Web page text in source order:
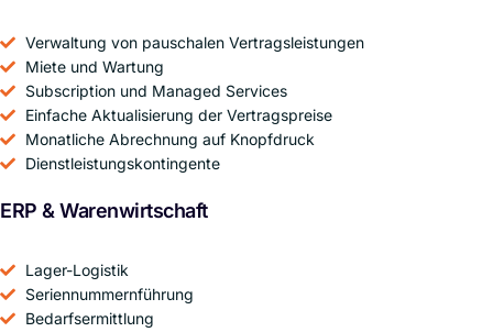
Verwaltung von pauschalen Vertragsleistungen
Miete und Wartung
Subscription und Managed Services
Einfache Aktualisierung der Vertragspreise
Monatliche Abrechnung auf Knopfdruck
Dienstleistungskontingente
ERP & Warenwirtschaft
Lager-Logistik
Seriennummernführung
Bedarfsermittlung